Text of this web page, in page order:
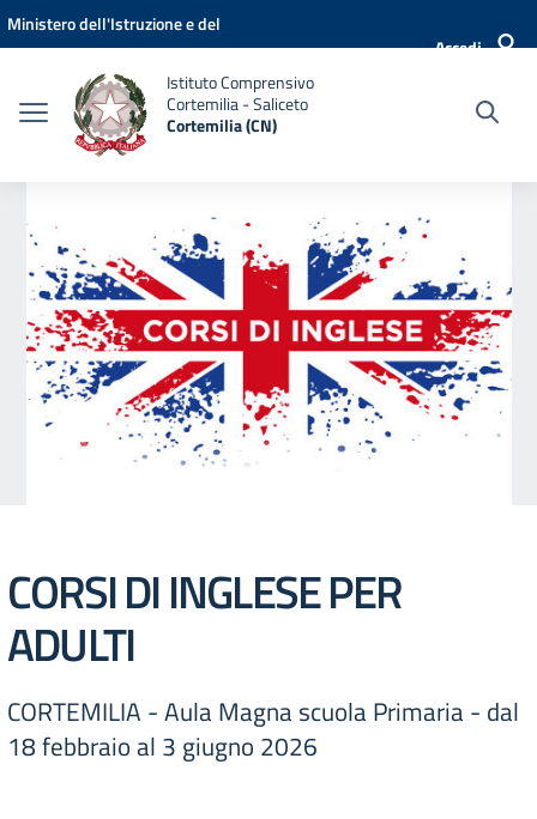
Vai ai contenuti
Vai al menu di navigazione
Vai al footer
Ministero dell'Istruzione e del
Accedi
Istituto Comprensivo
Cortemilia - Saliceto
Cortemilia (CN)
CORSI DI INGLESE PER
ADULTI
CORTEMILIA - Aula Magna scuola Primaria - dal
18 febbraio al 3 giugno 2026